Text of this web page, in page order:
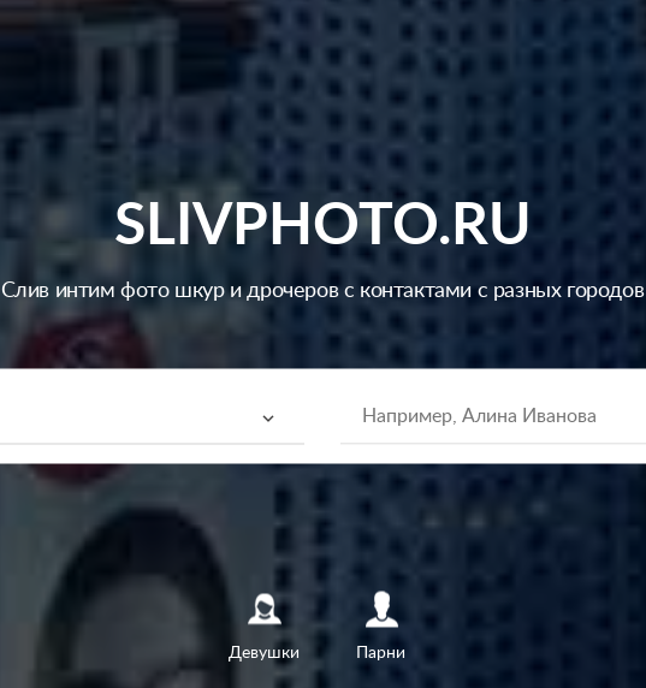
SLIVPHOTO.RU
Слив интим фото шкур и дрочеров с контактами с разных городов